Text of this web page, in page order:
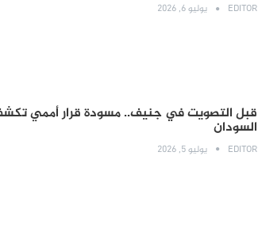
EDITOR يوليو 6, 2026
قبل التصويت في جنيف.. مسودة قرار أممي
السودان
EDITOR يوليو 5, 2026